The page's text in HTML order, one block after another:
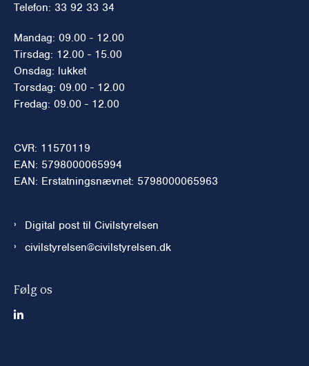
Telefon: 33 92 33 34
Mandag: 09.00 - 12.00
Tirsdag: 12.00 - 15.00
Onsdag: lukket
Torsdag: 09.00 - 12.00
Fredag: 09.00 - 12.00
CVR: 11570119
EAN: 5798000065994
EAN: Erstatningsnævnet: 5798000065963
Digital post til Civilstyrelsen
civilstyrelsen@civilstyrelsen.dk
Følg os